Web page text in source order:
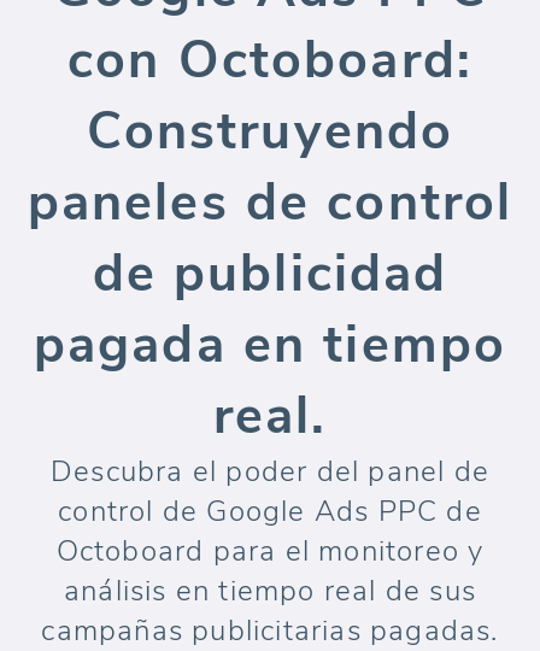
con Octoboard:
Construyendo
paneles de control
de publicidad
pagada en tiempo
real.
Descubra el poder del panel de
control de Google Ads PPC de
Octoboard para el monitoreo y
análisis en tiempo real de sus
campañas publicitarias pagadas.